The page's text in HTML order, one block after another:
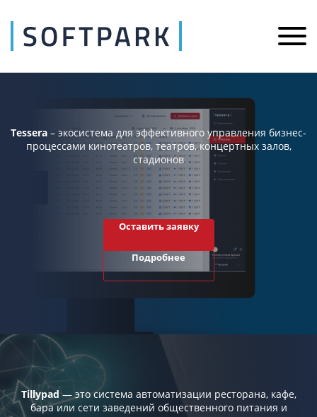
Tessera – экосистема для эффективного управления бизнес-
процессами кинотеатров, театров, концертных залов,
стадионов
Оставить заявку
Подробнее
Tillypad— это система автоматизации ресторана, кафе,
бара или сети заведений общественного питания и